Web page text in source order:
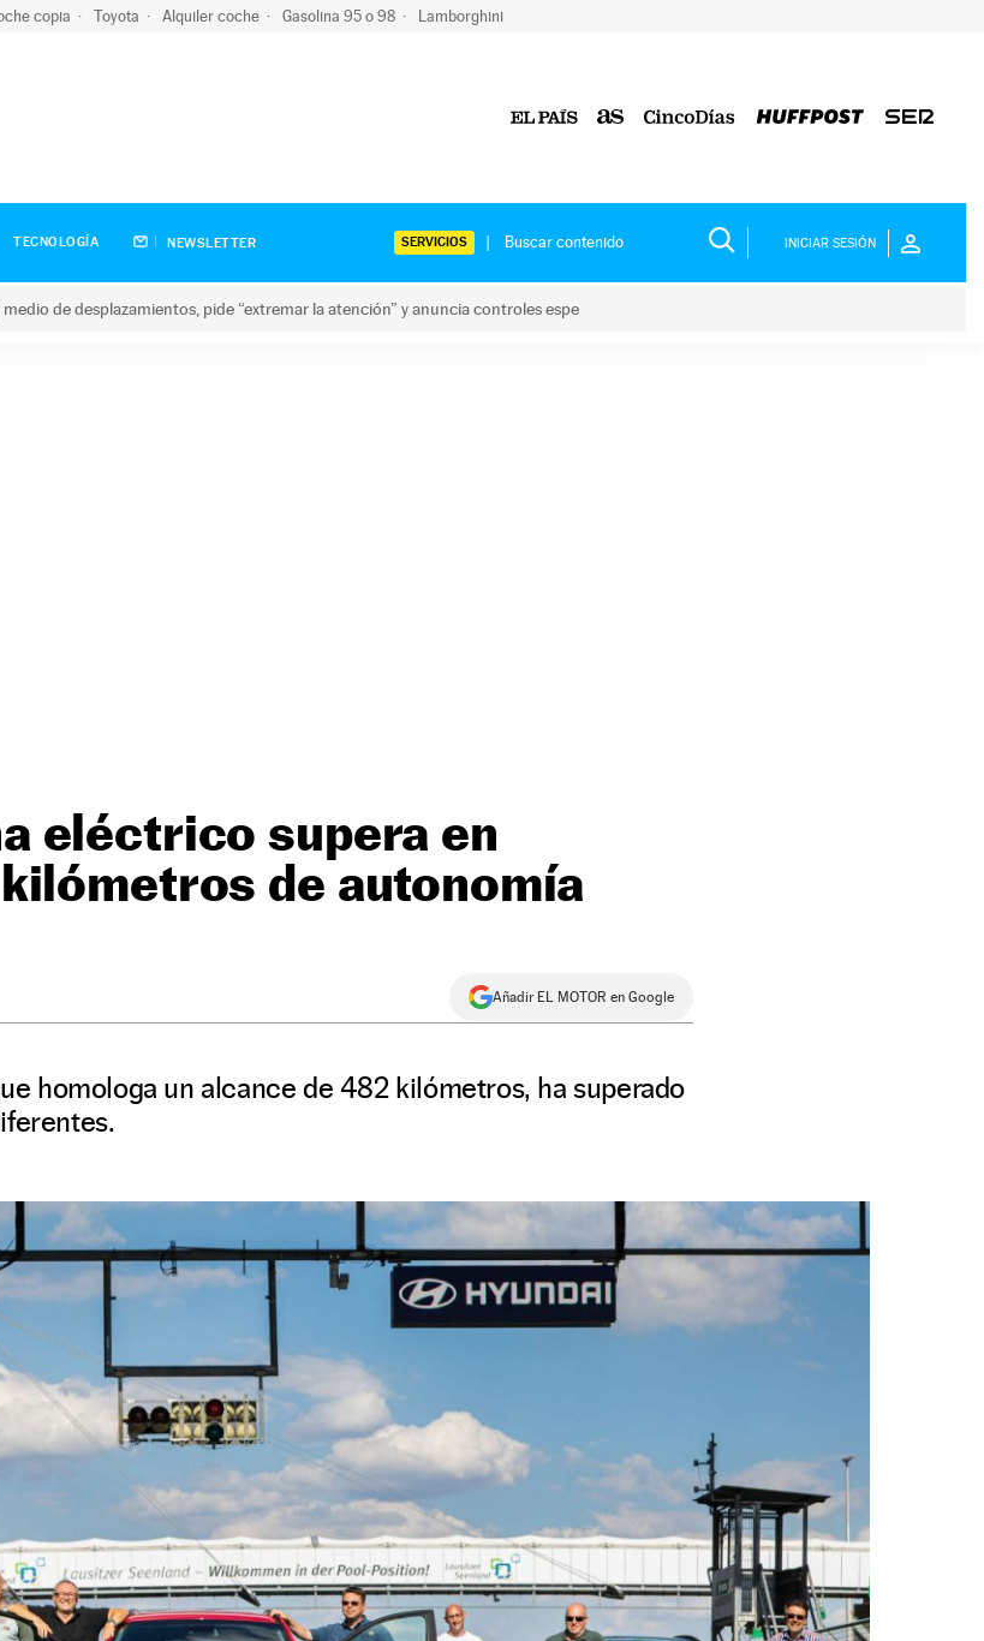
copia Toyota Alquiler coche Gasolina 95 o 98 Lamborghini
TECNOLOGÍA NEWSLETTER SERVICIOS INICIAR SESIÓN
de desplazamientos, pide “extremar la atención” y anuncia controles espe
eléctrico supera en
de autonomía
Añadir EL MOTOR en Google
homologa un alcance de 482 kilómetros, ha superado